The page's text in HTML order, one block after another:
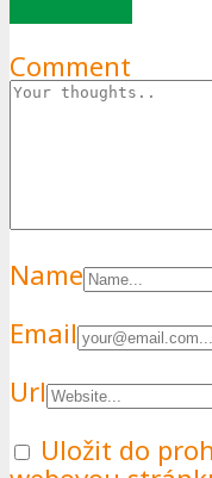
Comment
Name
Email
Url
Uložit do